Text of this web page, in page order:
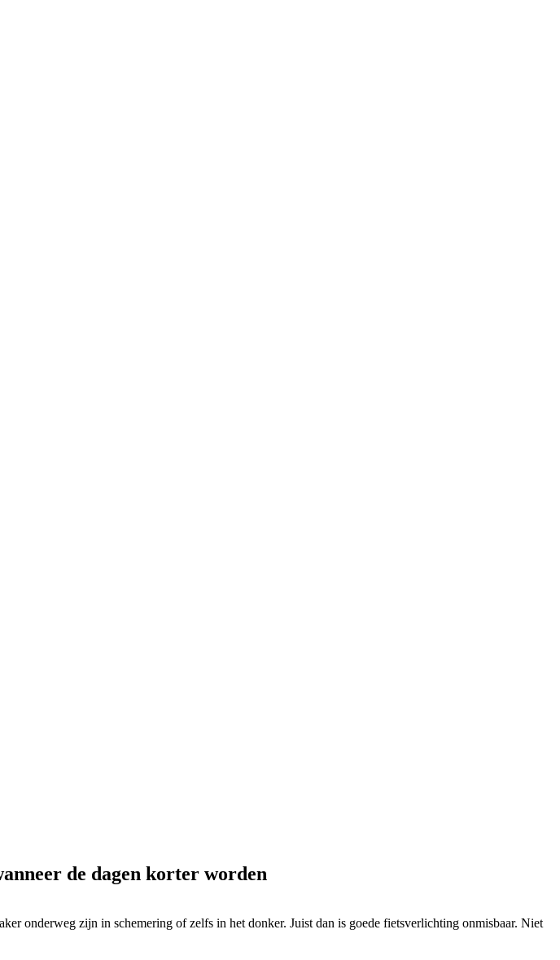
de dagen korter worden
onderweg zijn in schemering of zelfs in het donker. Juist dan is goede fietsverlichting onmisbaar. Niet